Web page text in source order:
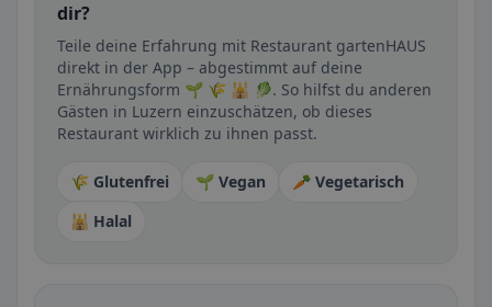
dir?
Teile deine Erfahrung mit Restaurant gartenHAUS
direkt in der App – abgestimmt auf deine
Ernährungsform 🌱 🌾 🕌 🥬. So hilfst du anderen
Gästen in Luzern einzuschätzen, ob dieses
Restaurant wirklich zu ihnen passt.
🌾 Glutenfrei 🌱 Vegan
🥕 Vegetarisch
🕌 Halal